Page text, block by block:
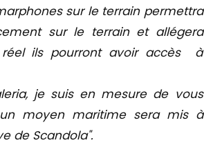
sur le terrain permettra
sur le terrain et allégera
réel ils pourront avoir accès à
je suis en mesure de vous
moyen maritime sera mis à
de Scandola".